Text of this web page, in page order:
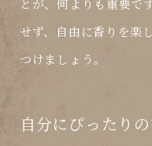
とが、何よりも重要で
せず、自由に香りを楽
つけましょう。
自分にぴったり